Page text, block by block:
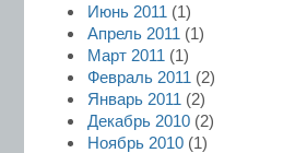
Июнь 2011 (1)
Апрель 2011 (1)
Март 2011 (1)
Февраль 2011 (2)
Январь 2011 (2)
Декабрь 2010 (2)
Ноябрь 2010 (1)